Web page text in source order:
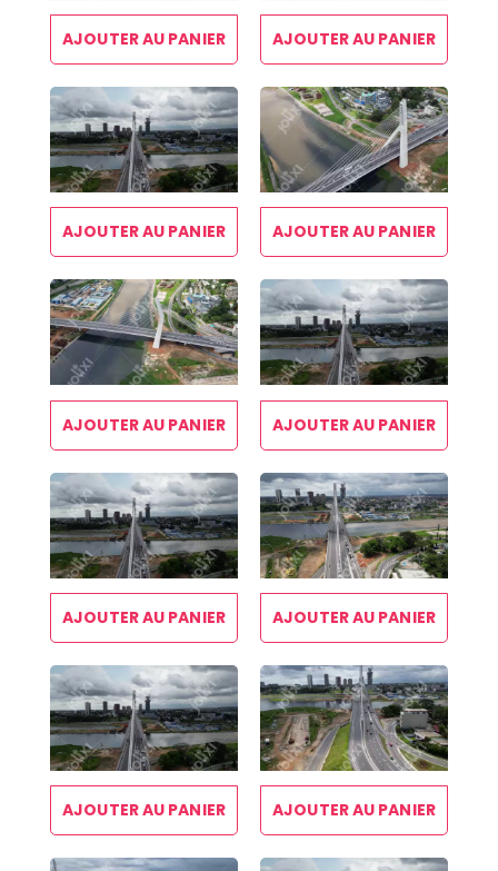
AJOUTER AU PANIER AJOUTER AU PANIER
AJOUTER AU PANIER AJOUTER AU PANIER
AJOUTER AU PANIER AJOUTER AU PANIER
AJOUTER AU PANIER AJOUTER AU PANIER
AJOUTER AU PANIER AJOUTER AU PANIER